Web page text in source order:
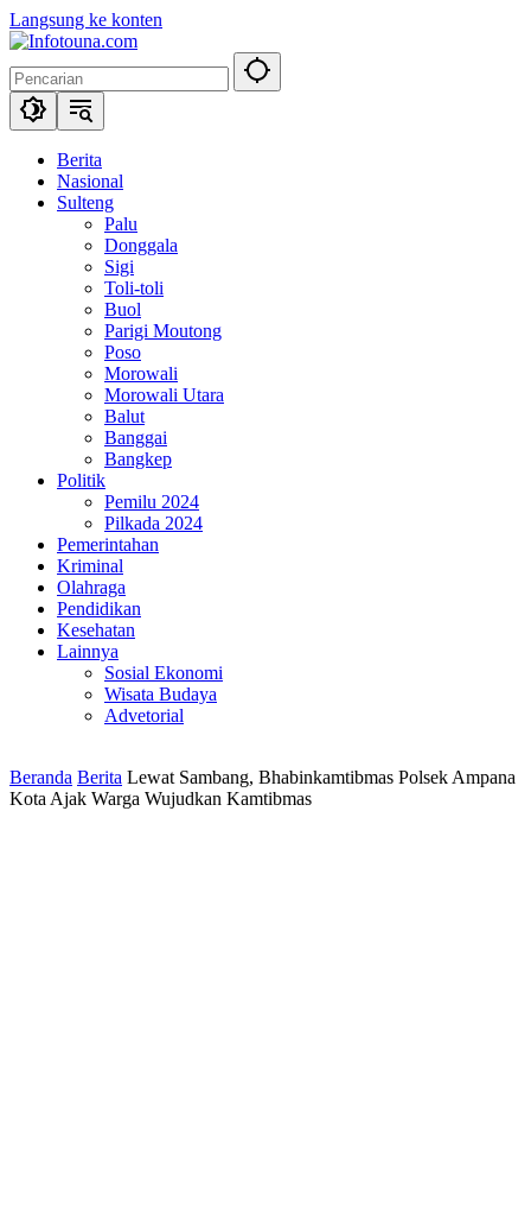
Langsung ke konten
Berita
Nasional
Sulteng
Palu
Donggala
Sigi
Toli-toli
Buol
Parigi Moutong
Poso
Morowali
Morowali Utara
Balut
Banggai
Bangkep
Politik
Pemilu 2024
Pilkada 2024
Pemerintahan
Kriminal
Olahraga
Pendidikan
Kesehatan
Lainnya
Sosial Ekonomi
Wisata Budaya
Advetorial
Beranda Berita Lewat Sambang, Bhabinkamtibmas Polsek Ampana
Kota Ajak Warga Wujudkan Kamtibmas